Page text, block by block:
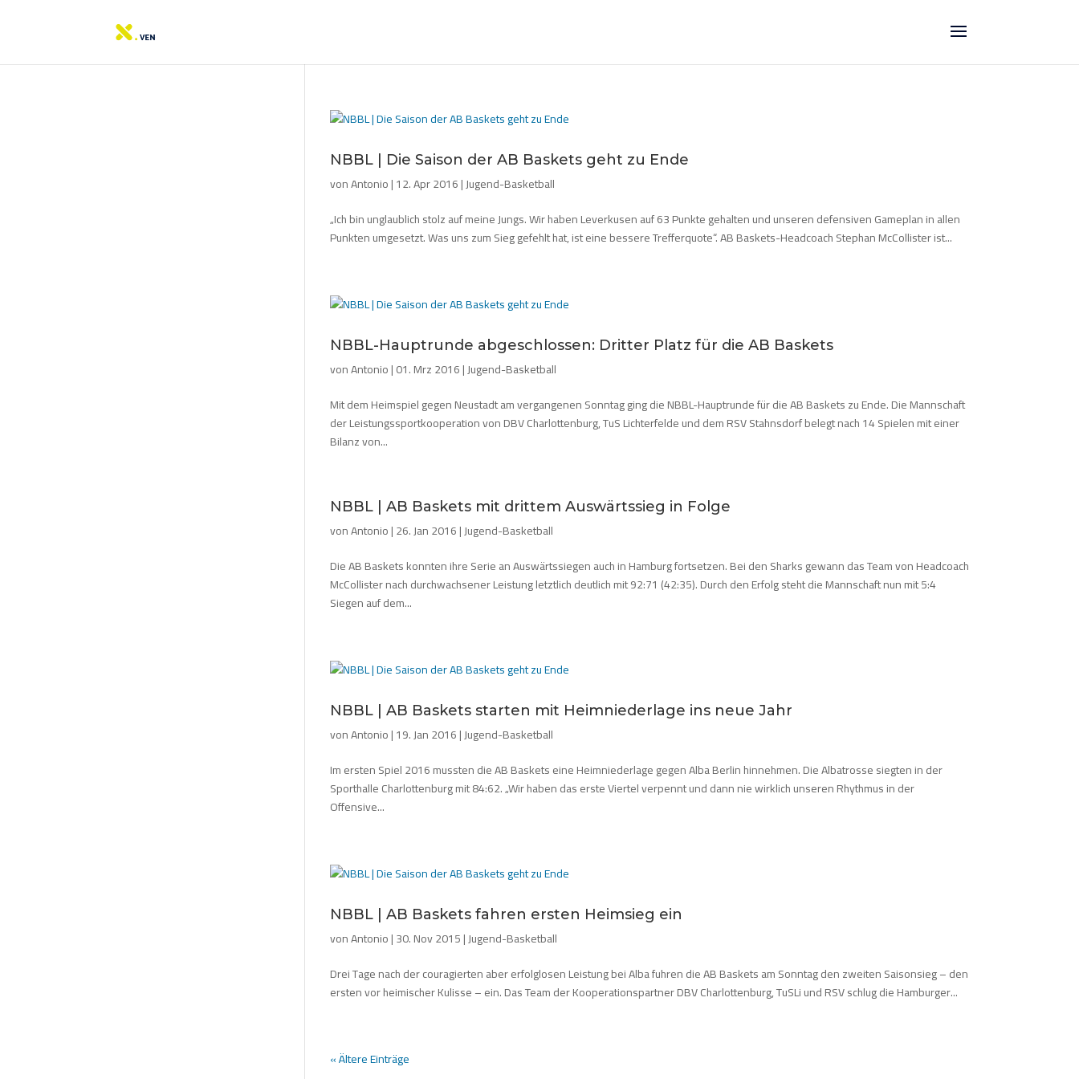
NBBL | Die Saison der AB Baskets geht zu Ende
vonAntonio|12. Apr 2016|Jugend-Basketball
„Ich bin unglaublich stolz auf meine Jungs. Wir haben Leverkusen auf 63 Punkte gehalten und unseren defensiven Gameplan in allen
Punkten umgesetzt. Was uns zum Sieg gefehlt hat, ist eine bessere Trefferquote“. AB Baskets-Headcoach Stephan McCollister ist...
NBBL-Hauptrunde abgeschlossen: Dritter Platz für die AB Baskets
vonAntonio|01. Mrz 2016|Jugend-Basketball
Mit dem Heimspiel gegen Neustadt am vergangenen Sonntag ging die NBBL-Hauptrunde für die AB Baskets zu Ende. Die Mannschaft
der Leistungssportkooperation von DBV Charlottenburg, TuS Lichterfelde und dem RSV Stahnsdorf belegt nach 14 Spielen mit einer
Bilanz von...
NBBL | AB Baskets mit drittem Auswärtssieg in Folge
vonAntonio|26. Jan 2016|Jugend-Basketball
Die AB Baskets konnten ihre Serie an Auswärtssiegen auch in Hamburg fortsetzen. Bei den Sharks gewann das Team von Headcoach
McCollister nach durchwachsener Leistung letztlich deutlich mit 92:71 (42:35). Durch den Erfolg steht die Mannschaft nun mit 5:4
Siegen auf dem...
NBBL | AB Baskets starten mit Heimniederlage ins neue Jahr
vonAntonio|19. Jan 2016|Jugend-Basketball
Im ersten Spiel 2016 mussten die AB Baskets eine Heimniederlage gegen Alba Berlin hinnehmen. Die Albatrosse siegten in der
Sporthalle Charlottenburg mit 84:62. „Wir haben das erste Viertel verpennt und dann nie wirklich unseren Rhythmus in der
Offensive...
NBBL | AB Baskets fahren ersten Heimsieg ein
vonAntonio|30. Nov 2015|Jugend-Basketball
Drei Tage nach der couragierten aber erfolglosen Leistung bei Alba fuhren die AB Baskets am Sonntag den zweiten Saisonsieg – den
ersten vor heimischer Kulisse – ein. Das Team der Kooperationspartner DBV Charlottenburg, TuSLi und RSV schlug die Hamburger...
« Ältere Einträge